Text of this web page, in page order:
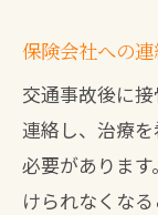
適切
接骨
認
不要
保険会社への
交通事故後に
連絡し、治療
必要がありま
けられなくな